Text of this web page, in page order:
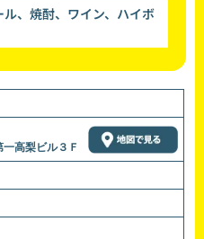
ル、焼酎、ワイン、ハイボ
高梨ビル３Ｆ